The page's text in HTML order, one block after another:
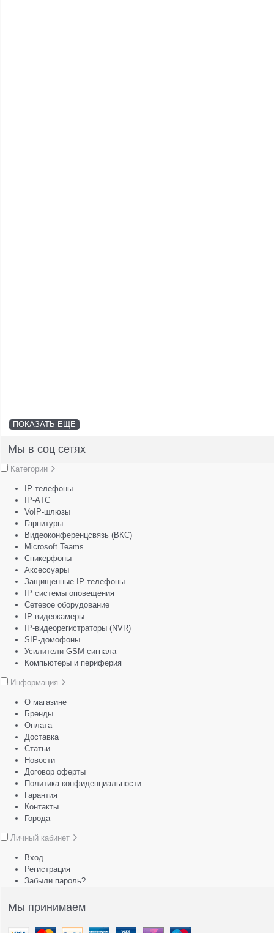
ПОКАЗАТЬ ЕЩЕ
Мы в соц сетях
Категории
IP-телефоны
IP-АТС
VoIP-шлюзы
Гарнитуры
Видеоконференцсвязь (ВКС)
Microsoft Teams
Спикерфоны
Аксессуары
Защищенные IP-телефоны
IP системы оповещения
Сетевое оборудование
IP-видеокамеры
IP-видеорегистраторы (NVR)
SIP-домофоны
Усилители GSM-сигнала
Компьютеры и периферия
Информация
О магазине
Бренды
Оплата
Доставка
Статьи
Новости
Договор оферты
Политика конфиденциальности
Гарантия
Контакты
Города
Личный кабинет
Вход
Регистрация
Забыли пароль?
Мы принимаем